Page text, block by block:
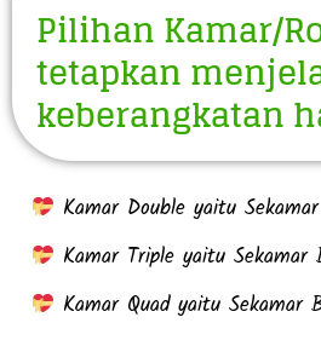
Pilihan Kamar/
tetapkan
keberangkatan
Kamar Double yaitu
Kamar Triple yaitu Sekamar
Kamar Quad yaitu Sekamar